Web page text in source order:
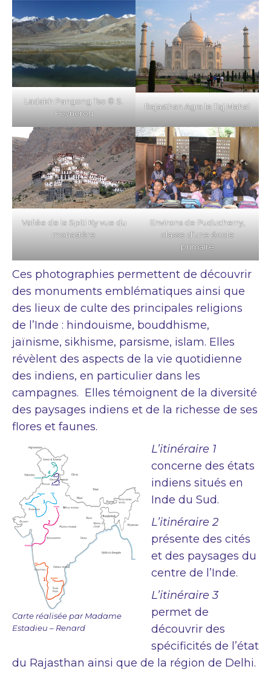
Ladakh Pangong Tso © S.
Feynerou
Rajasthan Agra le Taj Mahal
Vallée de la Spiti Ky vue du
monastère
Environs de Puducherry,
classe d’une école
primaire
Ces photographies permettent de découvrir
des monuments emblématiques ainsi que
des lieux de culte des principales religions
de l’Inde : hindouisme, bouddhisme,
jaïnisme, sikhisme, parsisme, islam. Elles
révèlent des aspects de la vie quotidienne
des indiens, en particulier dans les
campagnes. Elles témoignent de la diversité
des paysages indiens et de la richesse de ses
flores et faunes.
Carte réalisée par Madame
Estadieu – Renard
L’itinéraire 1
concerne des états
indiens situés en
Inde du Sud.
L’itinéraire 2
présente des cités
et des paysages du
centre de l’Inde.
L’itinéraire 3
permet de
découvrir des
spécificités de l’état
du Rajasthan ainsi que de la région de Delhi.